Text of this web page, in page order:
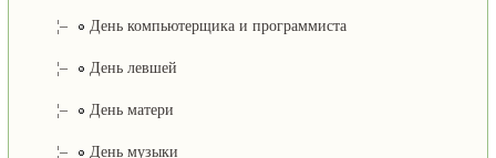
¦– День компьютерщика и программиста
¦– День левшей
¦– День матери
¦– День музыки